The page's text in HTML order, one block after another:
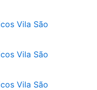
Vila São
Vila São
Vila São